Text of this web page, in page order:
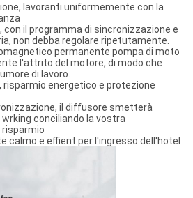
lavoranti uniformemente con la
con il programma di sincronizzazione e
non debba regolare ripetutamente.
permanente pompa di moto
l'attrito del motore, di modo che
di lavoro.
risparmio energetico e protezione
il diffusore smetterà
conciliando la vostra
calmo e effient per l'ingresso dell'hotel